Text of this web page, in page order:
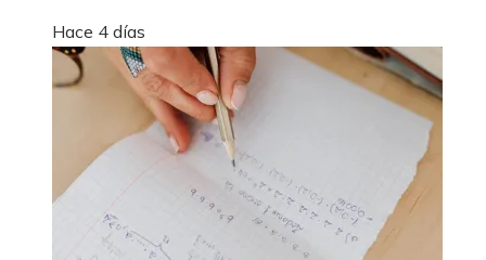
Hace 4 días